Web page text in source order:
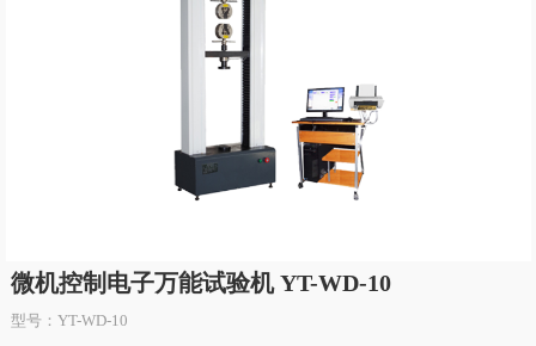
微机控制电子万能试验机 YT-WD-10
型号：YT-WD-10